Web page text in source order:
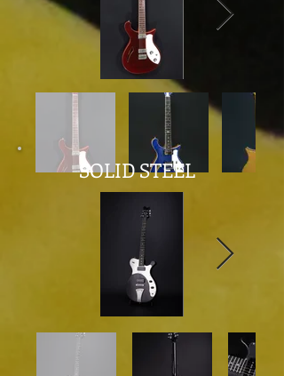
SOLID STEEL